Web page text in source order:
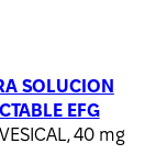
SOLUCION
EFG
40 mg